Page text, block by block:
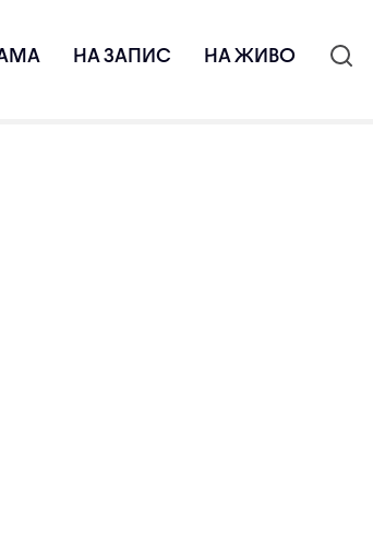
НА ЗАПИС НА ЖИВО